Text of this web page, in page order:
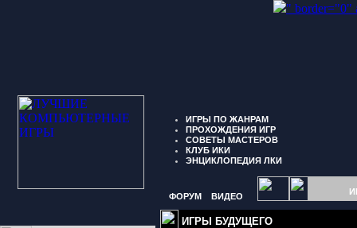
" border="0"
ИГРЫ ПО ЖАНРАМ
ПРОХОЖДЕНИЯ ИГР
СОВЕТЫ МАСТЕРОВ
КЛУБ ИКИ
ЭНЦИКЛОПЕДИЯ ЛКИ
ФОРУМ ВИДЕО
ИГРЫ БУДУЩЕГО